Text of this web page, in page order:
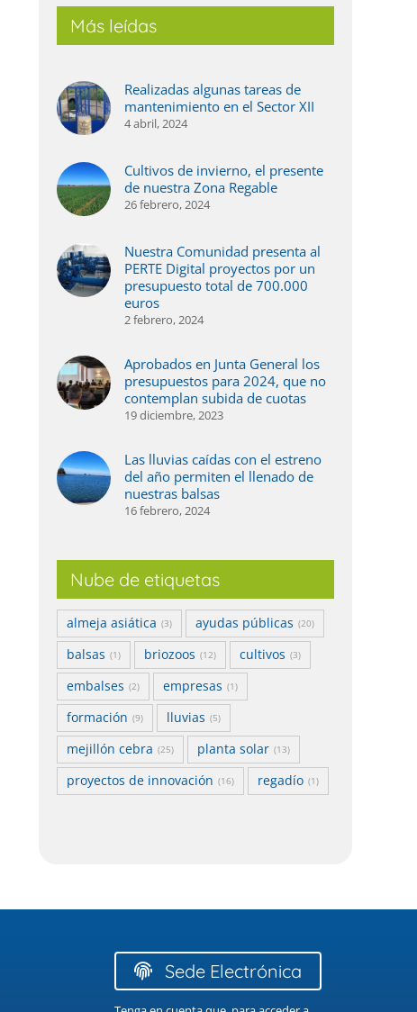
Más leídas
Realizadas algunas tareas de
mantenimiento en el Sector XII
4 abril, 2024
Cultivos de invierno, el presente
de nuestra Zona Regable
26 febrero, 2024
Nuestra Comunidad presenta al
PERTE Digital proyectos por un
presupuesto total de 700.000
euros
2 febrero, 2024
Aprobados en Junta General los
presupuestos para 2024, que no
contemplan subida de cuotas
19 diciembre, 2023
Las lluvias caídas con el estreno
del año permiten el llenado de
nuestras balsas
16 febrero, 2024
Nube de etiquetas
almeja asiática (3) ayudas públicas (20)
balsas (1) briozoos (12) cultivos (3)
embalses (2) empresas (1)
formación (9) lluvias (5)
mejillón cebra (25) planta solar (13)
proyectos de innovación (16) regadío (1)
Sede Electrónica